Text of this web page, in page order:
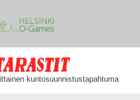
kuntosuunnistustapahtuma